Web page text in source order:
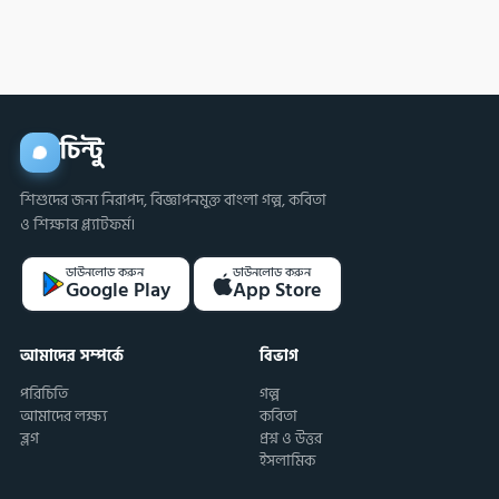
চিন্টু
শিশুদের জন্য নিরাপদ, বিজ্ঞাপনমুক্ত বাংলা গল্প, কবিতা
ও শিক্ষার প্ল্যাটফর্ম।
ডাউনলোড করুন
Google Play
ডাউনলোড করুন
App Store
আমাদের সম্পর্কে
পরিচিতি
আমাদের লক্ষ্য
ব্লগ
বিভাগ
গল্প
কবিতা
প্রশ্ন ও উত্তর
ইসলামিক